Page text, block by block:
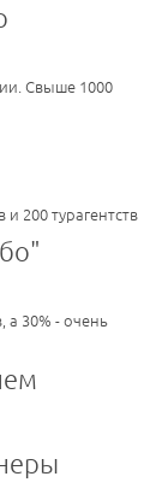
Свыше 1000
200 турагентств
а 30% - очень